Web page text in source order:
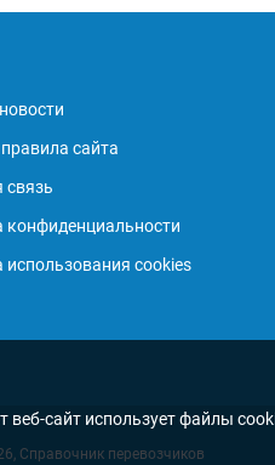
сайта
связь
конфиденциальности
использования cookies
Справочник перевозчиков
веб-сайт использует файлы